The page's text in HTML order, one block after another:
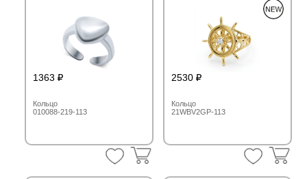
2530
Кольцо
21WBV2GP-113
1363
Кольцо
010088-219-113